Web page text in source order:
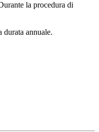
la procedura di
annuale.